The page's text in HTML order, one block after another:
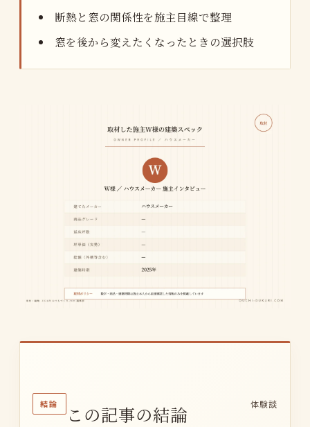
断熱と窓の関係性を施主目線で整理
窓を後から変えたくなったときの選択肢
結論 この記事の結論 体験談